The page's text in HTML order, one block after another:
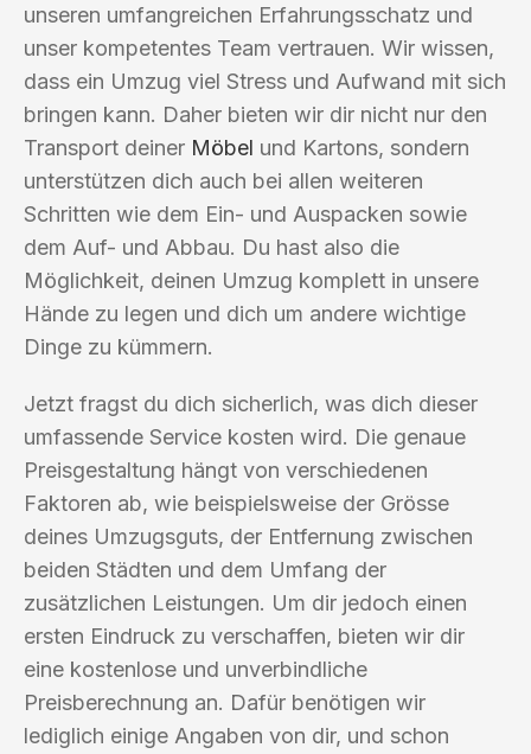
unseren umfangreichen Erfahrungsschatz und
unser kompetentes Team vertrauen. Wir wissen,
dass ein Umzug viel Stress und Aufwand mit sich
bringen kann. Daher bieten wir dir nicht nur den
Transport deiner Möbel und Kartons, sondern
unterstützen dich auch bei allen weiteren
Schritten wie dem Ein- und Auspacken sowie
dem Auf- und Abbau. Du hast also die
Möglichkeit, deinen Umzug komplett in unsere
Hände zu legen und dich um andere wichtige
Dinge zu kümmern.
Jetzt fragst du dich sicherlich, was dich dieser
umfassende Service kosten wird. Die genaue
Preisgestaltung hängt von verschiedenen
Faktoren ab, wie beispielsweise der Grösse
deines Umzugsguts, der Entfernung zwischen
beiden Städten und dem Umfang der
zusätzlichen Leistungen. Um dir jedoch einen
ersten Eindruck zu verschaffen, bieten wir dir
eine kostenlose und unverbindliche
Preisberechnung an. Dafür benötigen wir
lediglich einige Angaben von dir, und schon